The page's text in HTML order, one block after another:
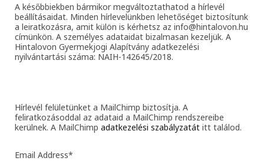
A későbbiekben bármikor megváltoztathatod a hírlevél
beállításaidat. Minden hírlevelünkben lehetőséget biztosítunk
a leiratkozásra, amit külön is kérhetsz az info@hintalovon.hu
címünkön. A személyes adataidat bizalmasan kezeljük. A
Hintalovon Gyermekjogi Alapítvány adatkezelési
nyilvántartási száma: NAIH-142645/2018.
Hírlevél felületünket a MailChimp biztosítja. A
feliratkozásoddal az adataid a MailChimp rendszereibe
kerülnek. A MailChimp adatkezelési szabályzatát itt találod.
Email Address*